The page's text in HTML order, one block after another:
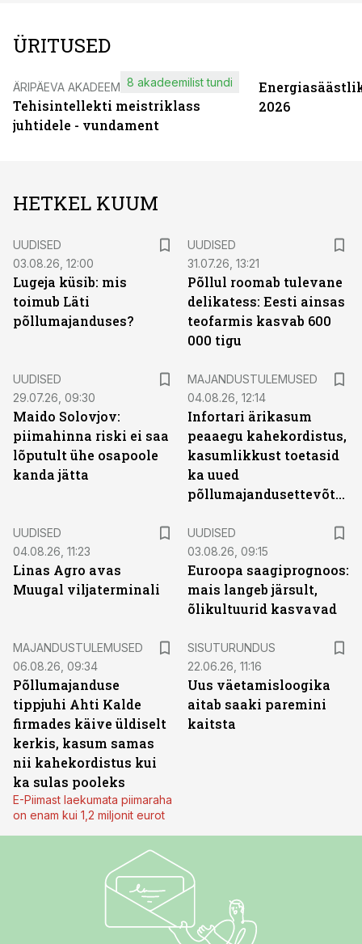
ÜRITUSED
ÄRIPÄEVA AKADEEMIA
Tehisintellekti meistriklass
juhtidele - vundament
8 akadeemilist tundi
2026
HETKEL KUUM
UUDISED
03.08.26, 12:00
Lugeja küsib: mis
toimub Läti
põllumajanduses?
UUDISED
31.07.26, 13:21
Põllul roomab tulevane
delikatess: Eesti ainsas
teofarmis kasvab 600
000 tigu
UUDISED
29.07.26, 09:30
Maido Solovjov:
piimahinna riski ei saa
lõputult ühe osapoole
kanda jätta
MAJANDUSTULEMUSED
04.08.26, 12:14
Infortari ärikasum
peaaegu kahekordistus,
kasumlikkust toetasid
ka uued
põllumajandusettevõtted
UUDISED
04.08.26, 11:23
Linas Agro avas
Muugal viljaterminali
UUDISED
03.08.26, 09:15
Euroopa saagiprognoos:
mais langeb järsult,
õlikultuurid kasvavad
MAJANDUSTULEMUSED
06.08.26, 09:34
Põllumajanduse
tippjuhi Ahti Kalde
firmades käive üldiselt
kerkis, kasum samas
nii kahekordistus kui
ka sulas pooleks
E-Piimast laekumata piimaraha
on enam kui 1,2 miljonit eurot
SISUTURUNDUS
22.06.26, 11:16
Uus väetamisloogika
aitab saaki paremini
kaitsta